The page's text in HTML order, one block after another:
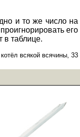
и то же число на
его
в таблице.
всякой всячины, 33